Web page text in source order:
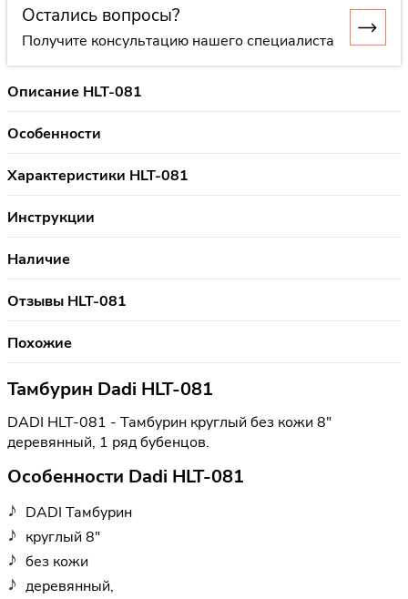
Остались вопросы?
Получите консультацию нашего специалиста
Описание HLT-081
Особенности
Характеристики HLT-081
Инструкции
Наличие
Отзывы HLT-081
Похожие
Тамбурин Dadi HLT-081
DADI HLT-081 - Тамбурин круглый без кожи 8"
деревянный, 1 ряд бубенцов.
Особенности Dadi HLT-081
DADI Тамбурин
круглый 8"
без кожи
деревянный,